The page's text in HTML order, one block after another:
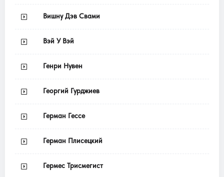
Вишну Дэв Свами
Вэй У Вэй
Генри Нувен
Георгий Гурджиев
Герман Гессе
Герман Плисецкий
Гермес Трисмегист